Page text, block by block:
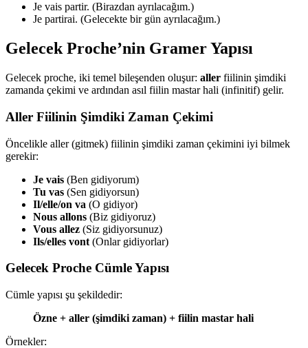
Je vais partir. (Birazdan ayrılacağım.)
Je partirai. (Gelecekte bir gün ayrılacağım.)
Gelecek Proche’nin Gramer Yapısı
Gelecek proche, iki temel bileşenden oluşur: aller fiilinin şimdiki
zamanda çekimi ve ardından asıl fiilin mastar hali (infinitif) gelir.
Aller Fiilinin Şimdiki Zaman Çekimi
Öncelikle aller (gitmek) fiilinin şimdiki zaman çekimini iyi bilmek
gerekir:
Je vais (Ben gidiyorum)
Tu vas (Sen gidiyorsun)
Il/elle/on va (O gidiyor)
Nous allons (Biz gidiyoruz)
Vous allez (Siz gidiyorsunuz)
Ils/elles vont (Onlar gidiyorlar)
Gelecek Proche Cümle Yapısı
Cümle yapısı şu şekildedir:
Özne + aller (şimdiki zaman) + fiilin mastar hali
Örnekler: